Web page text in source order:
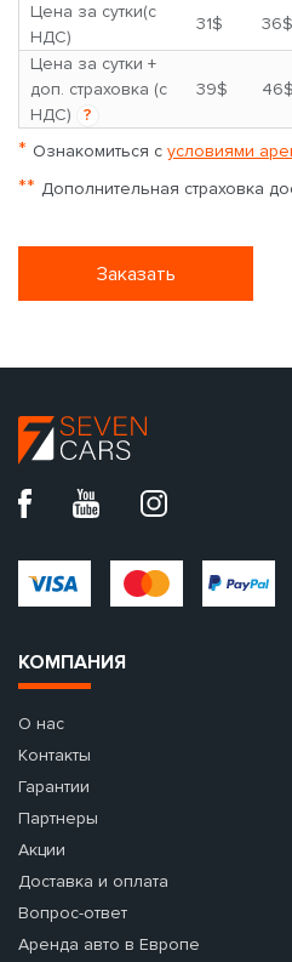
Цена за сутки(с
НДС)
31$ 36$
Цена за сутки +
доп. страховка (с
НДС)
?
39$ 46$
* Ознакомиться с условиями
** Дополнительная страховка
Заказать
КОМПАНИЯ
О нас
Контакты
Гарантии
Партнеры
Акции
Доставка и оплата
Вопрос-ответ
Аренда авто в Европе